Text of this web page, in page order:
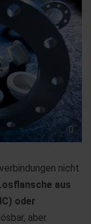
nicht
aus
oder
aber